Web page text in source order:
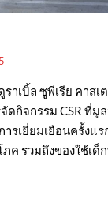
าเบิ้ล ซูพีเรีย คาสเ
ดกิจกรรม CSR ที่มู
ารเยี่ยมเยือนครั้งแ
ค รวมถึงของใช้เด็